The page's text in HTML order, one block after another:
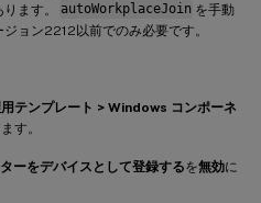
ます。
autoWorkplaceJoin を手動
ョン2212以前でのみ必要です。
テンプレート > Windows コンポーネ
す。
ーをデバイスとして登録するを無効に